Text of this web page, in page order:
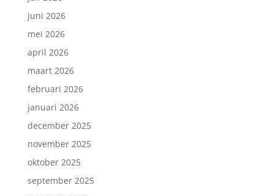
juni 2026
mei 2026
april 2026
maart 2026
februari 2026
januari 2026
december 2025
november 2025
oktober 2025
september 2025